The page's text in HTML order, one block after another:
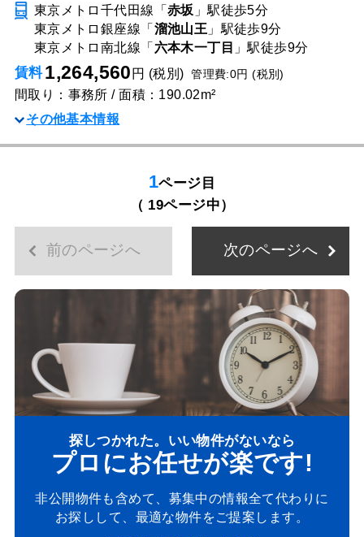
東京メトロ千代田線「 赤坂 」駅徒歩5分
東京メトロ銀座線「 溜池山王 」駅徒歩9分
東京メトロ南北線「 六本木一丁目 」駅徒歩9分
賃料1,264,560円 (税別)管理費:0円 (税別)
間取り：事務所 / 面積：190.02m²
その他基本情報
1ページ目
（ 19ページ中）
前のページへ 次のページへ
探しつかれた。いい物件がないなら
プロにお任せが楽です!
非公開物件も含めて、募集中の情報全て代わりに
お探しして、最適な物件をご提案します。